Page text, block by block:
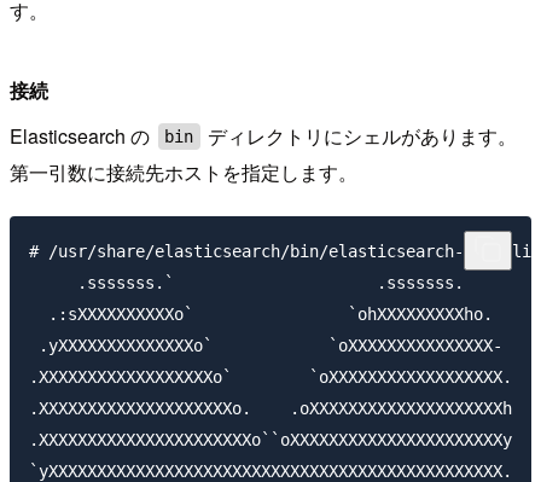
す。
接続
Elasticsearch の
bin
ディレクトリにシェルがあります。
第一引数に接続先ホストを指定します。
# /usr/share/elasticsearch/bin/elasticsearch-sql-cli
     .sssssss.`                     .sssssss.
  .:sXXXXXXXXXXo`                `ohXXXXXXXXXho.
.yXXXXXXXXXXXXXXo`            `oXXXXXXXXXXXXXXX-
.XXXXXXXXXXXXXXXXXXo`        `oXXXXXXXXXXXXXXXXXX.
.XXXXXXXXXXXXXXXXXXXXo.    .oXXXXXXXXXXXXXXXXXXXXh
.XXXXXXXXXXXXXXXXXXXXXXo``oXXXXXXXXXXXXXXXXXXXXXXy
`yXXXXXXXXXXXXXXXXXXXXXXXXXXXXXXXXXXXXXXXXXXXXXXX.